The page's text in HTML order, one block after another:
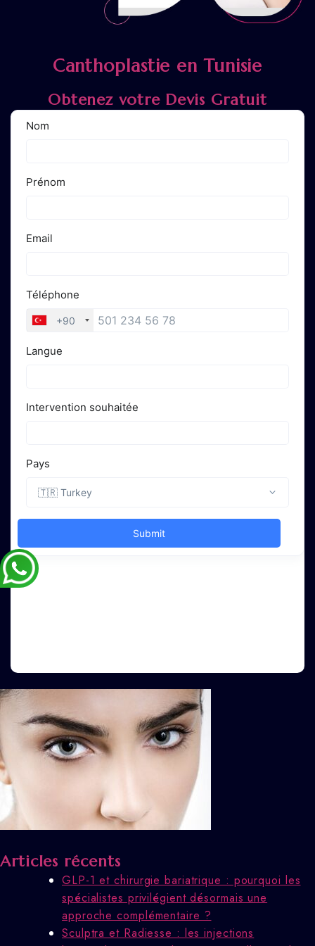
Canthoplastie en Tunisie
Obtenez votre Devis Gratuit
Articles récents
GLP-1 et chirurgie bariatrique : pourquoi les
spécialistes privilégient désormais une
approche complémentaire ?
Sculptra et Radiesse : les injections